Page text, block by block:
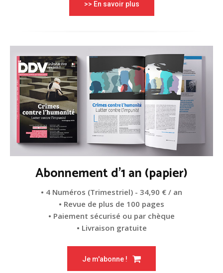
>> En savoir plus
Abonnement d'1 an (papier)
• 4 Numéros (Trimestriel) - 34,90 € / an
• Revue de plus de 100 pages
• Paiement sécurisé ou par chèque
• Livraison gratuite
Je m'abonne !